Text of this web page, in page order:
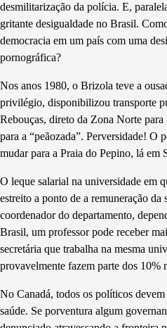
desmilitarização da polícia. E,
gritante desigualdade no Brasil.
democracia em um país com uma
pornográfica?
Nos anos 1980, o Brizola teve a
privilégio, disponibilizou transporte
Rebouças, direto da Zona Norte
para a “peãozada”. Perversidade! O
mudar para a Praia do Pepino, lá em
O leque salarial na universidade em
estreito a ponto de a remuneração da
coordenador do departamento,
Brasil, um professor pode receber
secretária que trabalha na mesma
provavelmente fazem parte dos 10%
No Canadá, todos os políticos
saúde. Se porventura algum